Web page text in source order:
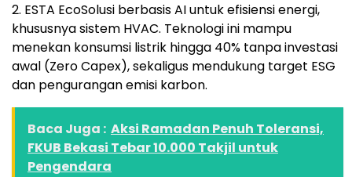
2. ESTA EcoSolusi berbasis AI untuk efisiensi energi,
khususnya sistem HVAC. Teknologi ini mampu
menekan konsumsi listrik hingga 40% tanpa investasi
awal (Zero Capex), sekaligus mendukung target ESG
dan pengurangan emisi karbon.
Baca Juga : Aksi Ramadan Penuh Toleransi,
FKUB Bekasi Tebar 10.000 Takjil untuk
Pengendara